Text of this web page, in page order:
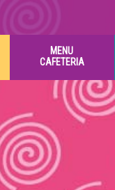
MENU
CAFETERIA